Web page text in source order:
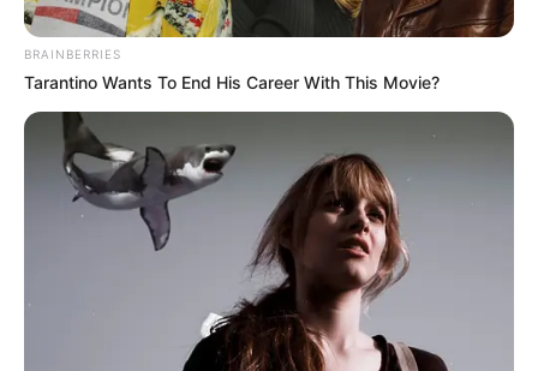
BRAINBERRIES
Tarantino Wants To End His Career With This Movie?